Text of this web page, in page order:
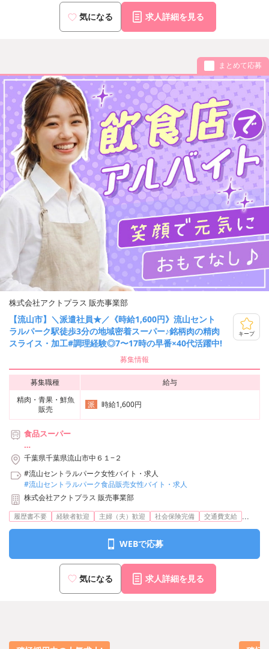
気になる 求人詳細を見る
まとめて応募
株式会社アクトプラス 販売事業部
【流山市】＼派遣社員★／《時給1,600円》流山セント
ラルパーク駅徒歩3分の地域密着スーパー♪銘柄肉の精肉
スライス・加工#調理経験◎7〜17時の早番×40代活躍中!
キープ
募集情報
募集職種
給与
精肉・青果・鮮魚
販売
派 時給1,600円
食品スーパー
＊つくばエクスプレス「流山セントラルパーク」駅より徒歩3分
千葉県千葉県流山市中６１−２
#流山セントラルパーク女性バイト・求人
#流山セントラルパーク食品販売女性バイト・求人
株式会社アクトプラス 販売事業部
履歴書不要 経験者歓迎 主婦（夫）歓迎 社会保険完備 交通費支給 ...
WEBで応募
気になる 求人詳細を見る